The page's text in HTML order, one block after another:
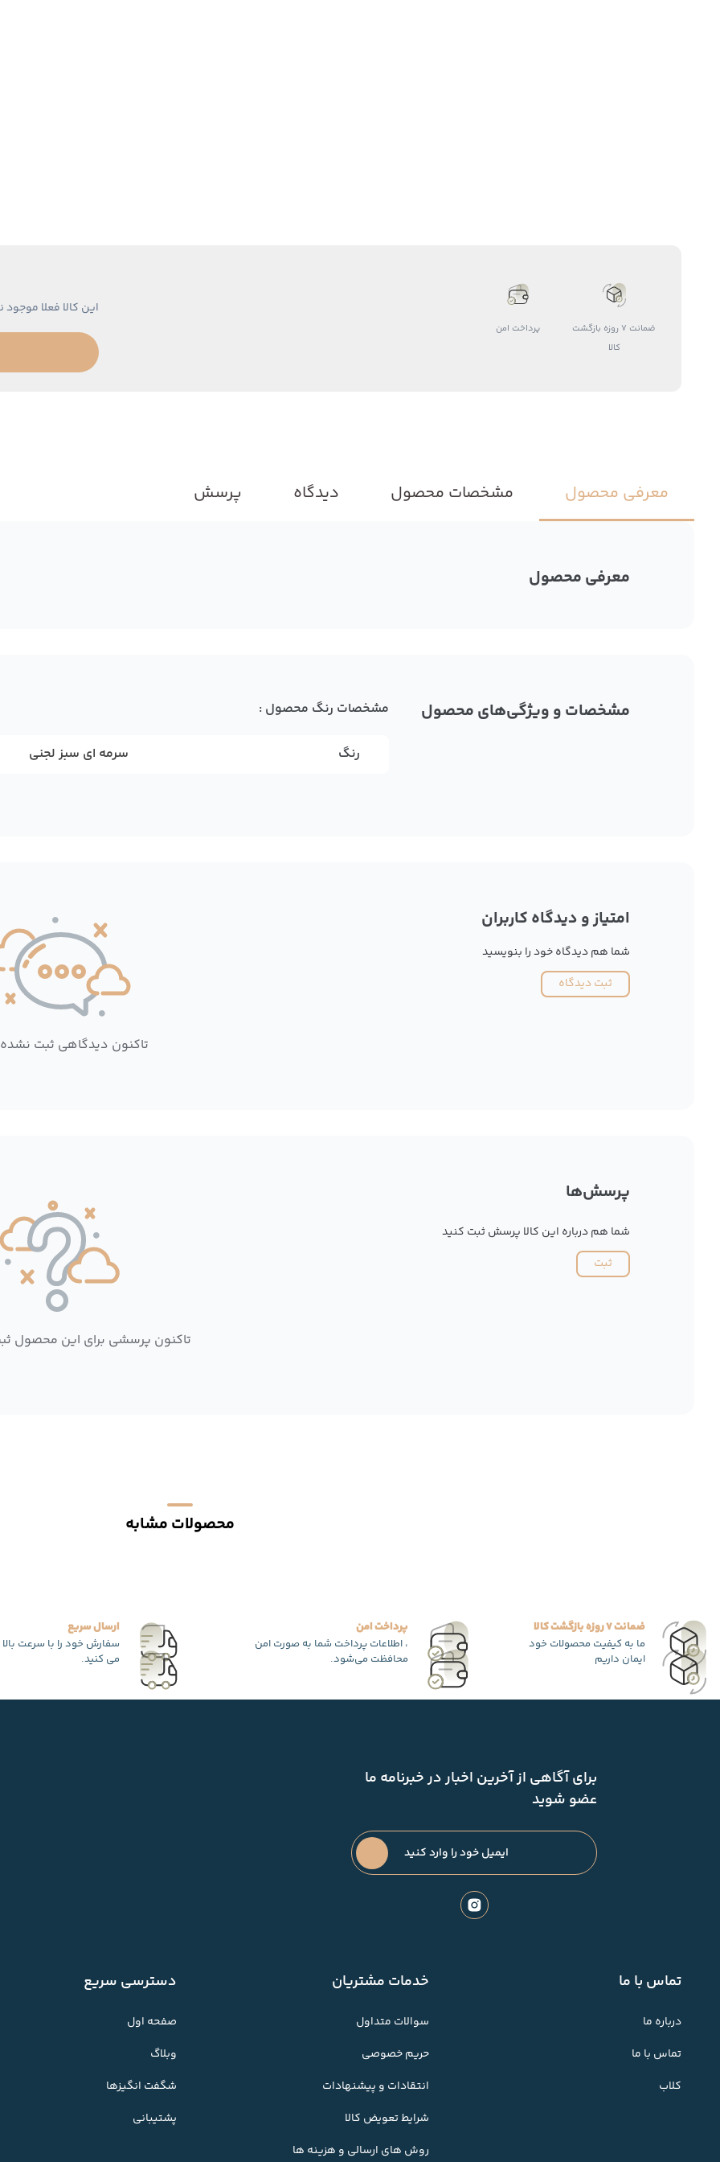
ضمانت 7 روزه بازگشت
کالا
پرداخت امن
این کالا فعلا
معرفی محصول مشخصات محصول دیدگاه پرسش
معرفی محصول
مشخصات و ویژگی‌های محصول مشخصات رنگ محصول :
رنگ سرمه ای سبز لجنی
امتیاز و دیدگاه کاربران
شما هم دیدگاه خود را بنویسید
ثبت دیدگاه
تاکنون دیدگاهی ثبت
پرسش‌ها
شما هم درباره این کالا پرسش ثبت کنید
ثبت
تاکنون پرسشی برای این محصول
محصولات مشابه
ضمانت 7 روزه بازگشت کالا
ما به کیفیت محصولات خود
ایمان داریم
پرداخت امن
، اطلاعات پرداخت شما به صورت امن
محافظت می‌شود.
ارسال سریع
سفارش خود را با سرعت
می کنید.
برای آگاهی از آخرین اخبار در خبرنامه ما
عضو شوید
تماس با ما
درباره ما
تماس با ما
کلاب
خدمات مشتریان
سوالات متداول
حریم خصوصی
انتقادات و پیشنهادات
شرایط تعویض کالا
روش های ارسالی و هزینه ها
دسترسی سریع
صفحه اول
وبلاگ
شگفت انگیزها
پشتیبانی